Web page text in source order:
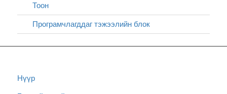
Тоон
Програмчлагддаг тэжээлийн блок
Нүүр